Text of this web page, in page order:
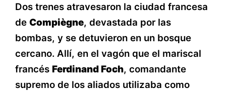
Dos trenes atravesaron la ciudad francesa
de Compiègne, devastada por las
bombas, y se detuvieron en un bosque
cercano. Allí, en el vagón que el mariscal
francés Ferdinand Foch, comandante
supremo de los aliados utilizaba como